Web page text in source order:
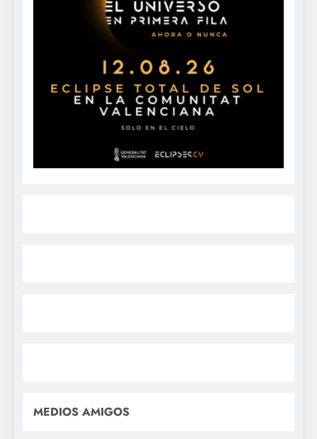
MEDIOS AMIGOS